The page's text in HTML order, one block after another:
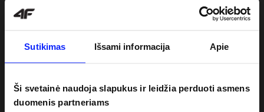
Sutikimas Išsami informacija Apie
Ši svetainė naudoja slapukus ir leidžia perduoti asmens
duomenis partneriams